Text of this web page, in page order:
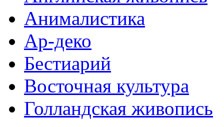
Анималистика
Ар-деко
Бестиарий
Восточная культура
Голландская живопись